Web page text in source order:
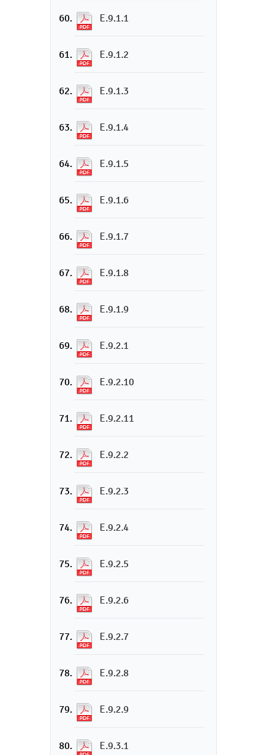
E.9.1.1
E.9.1.2
E.9.1.3
E.9.1.4
E.9.1.5
E.9.1.6
E.9.1.7
E.9.1.8
E.9.1.9
E.9.2.1
E.9.2.10
E.9.2.11
E.9.2.2
E.9.2.3
E.9.2.4
E.9.2.5
E.9.2.6
E.9.2.7
E.9.2.8
E.9.2.9
E.9.3.1